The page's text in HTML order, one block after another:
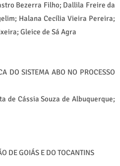
Bezerra Filho; Dallila Freire da
Halana Cecília Vieira Pereira;
Gleice de Sá Agra
DO SISTEMA ABO NO PROCESSO
de Cássia Souza de Albuquerque;
DE GOIÁS E DO TOCANTINS